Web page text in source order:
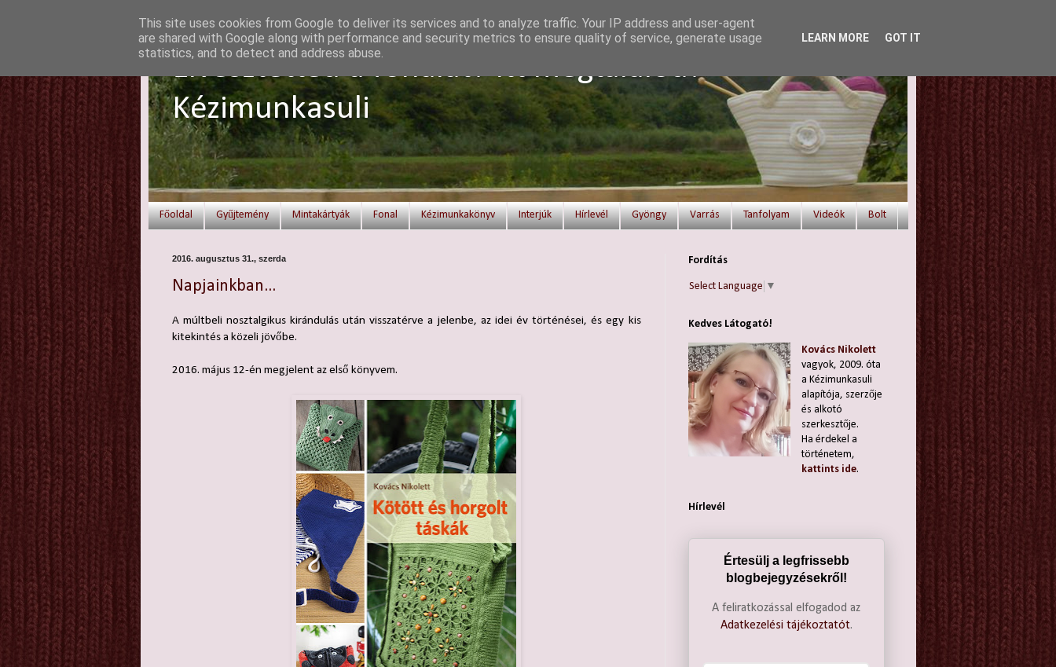
Elvesztetted a fonalat? Itt megtalálod!
Kézimunkasuli
Főoldal Gyűjtemény Mintakártyák Fonal Kézimunkakönyv Interjúk Hírlevél Gyöngy Varrás Tanfolyam Videók Bolt
2016. augusztus 31., szerda
Napjainkban...
A múltbeli nosztalgikus kirándulás után visszatérve a jelenbe, az idei év történései, és egy kis
kitekintés a közeli jövőbe.
2016. május 12-én megjelent az első könyvem.
Fordítás
Select Language ▼
Kedves Látogató!
Kovács Nikolett
vagyok, 2009. óta
a Kézimunkasuli
alapítója, szerzője
és alkotó
szerkesztője.
Ha érdekel a
történetem,
kattints ide.
Hírlevél
Értesülj a legfrissebb
blogbejegyzésekről!
A feliratkozással elfogadod az
Adatkezelési tájékoztatót.
This site uses cookies from Google to deliver its services and to analyze traffic. Your IP address and user-agent
are shared with Google along with performance and security metrics to ensure quality of service, generate usage
statistics, and to detect and address abuse.
LEARN MORE GOT IT